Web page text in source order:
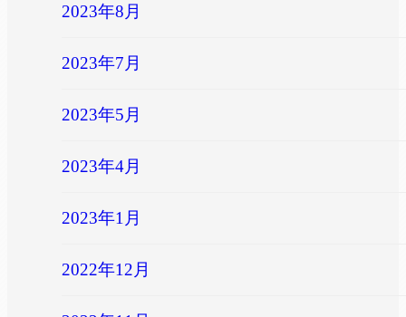
2023年8月
2023年7月
2023年5月
2023年4月
2023年1月
2022年12月